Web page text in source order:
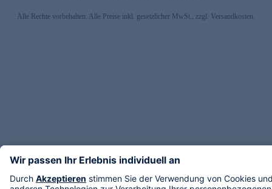
Alle Rechte vorbehalten. Alle Preise inkl. gesetzlicher MwSt., zzgl. Versandkosten.